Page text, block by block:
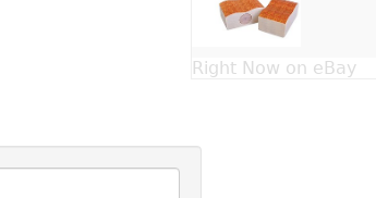
Right Now on eBay